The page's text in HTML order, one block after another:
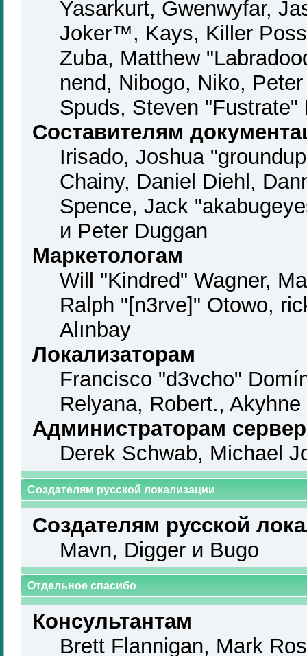
Yasarkurt, Gwenwyfar,
Joker™, Kays, Killer
Zuba, Matthew
nend, Nibogo, Niko,
Spuds, Steven
Составителям
Irisado, Joshua
Chainy, Daniel Diehl,
Spence, Jack
и Peter Duggan
Маркетологам
Will "Kindred" Wagner,
Ralph "[n3rve]" Otowo,
Alınbay
Локализаторам
Francisco "d3vcho"
Relyana, Robert.,
Администраторам
Derek Schwab, Michael
Создателям русской локализации
Создателям русской
Mavn, Digger и Bugo
Отдельное спасибо
Консультантам
Brett Flannigan, Mark